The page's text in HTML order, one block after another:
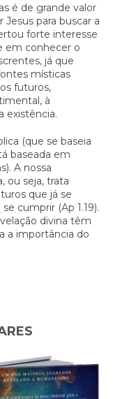
é de grande valor
para buscar a
forte interesse
em conhecer o
já que
místicas
futuros,
à
existência.
(que se baseia
baseada em
A nossa
ou seja, trata
que já se
cumprir (Ap 1.19).
divina têm
a importância do